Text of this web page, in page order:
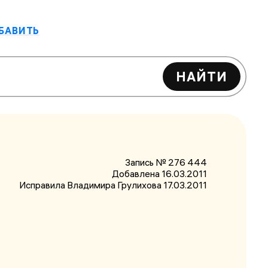
НАЙТИ
Запись № 276 444
Добавлена 16.03.2011
Исправила Владимира Грулихова17.03.2011